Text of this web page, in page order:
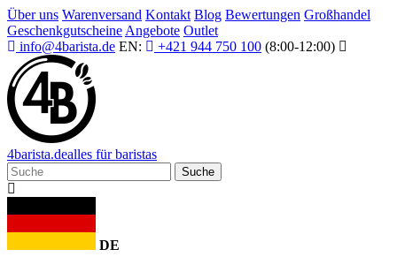
Über uns Warenversand Kontakt Blog Bewertungen Großhandel
Geschenkgutscheine Angebote Outlet
info@4barista.de EN: +421 944 750 100 (8:00-12:00)
4barista.dealles für baristas
Suche
DE